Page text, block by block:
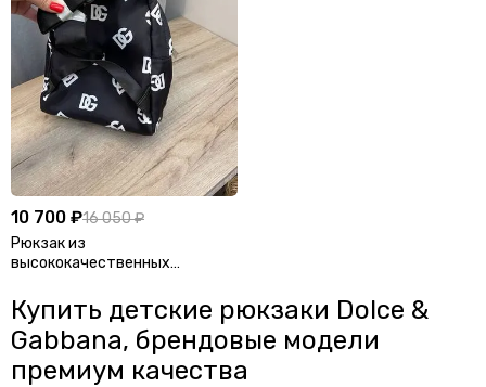
10 700 ₽16 050 ₽
Рюкзак из
высококачественных
BP-46476
Купить детские рюкзаки Dolce &
Gabbana, брендовые модели
премиум качества